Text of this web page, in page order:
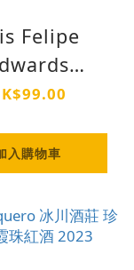
Felipe
入購物車